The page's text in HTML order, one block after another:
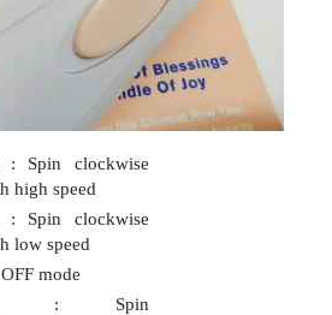
: Spin clockwise
high speed
: Spin clockwise
low speed
mode
: Spin